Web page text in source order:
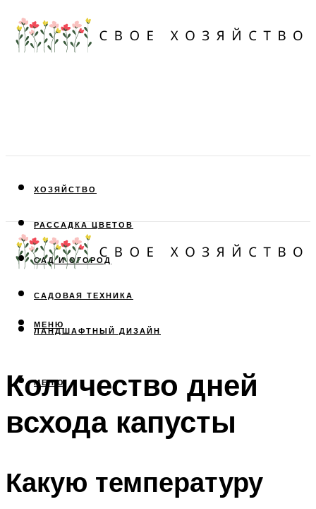
ХОЗЯЙСТВО
РАССАДКА ЦВЕТОВ
САД И ОГОРОД
САДОВАЯ ТЕХНИКА
ЛАНДШАФТНЫЙ ДИЗАЙН
МЕНЮ
МЕНЮ
Количество дней
всхода капусты
Какую температуру